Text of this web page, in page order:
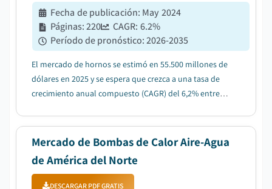
Fecha de publicación: May 2024
Páginas:220 CAGR: 6.2%
Período de pronóstico:2026-2035
El mercado de hornos se estimó en 55.500 millones de
dólares en 2025 y se espera que crezca a una tasa de
crecimiento anual compuesto (CAGR) del 6,2% entre
Mercado de Bombas de Calor Aire-Agua
de América del Norte
DESCARGAR PDF GRATIS